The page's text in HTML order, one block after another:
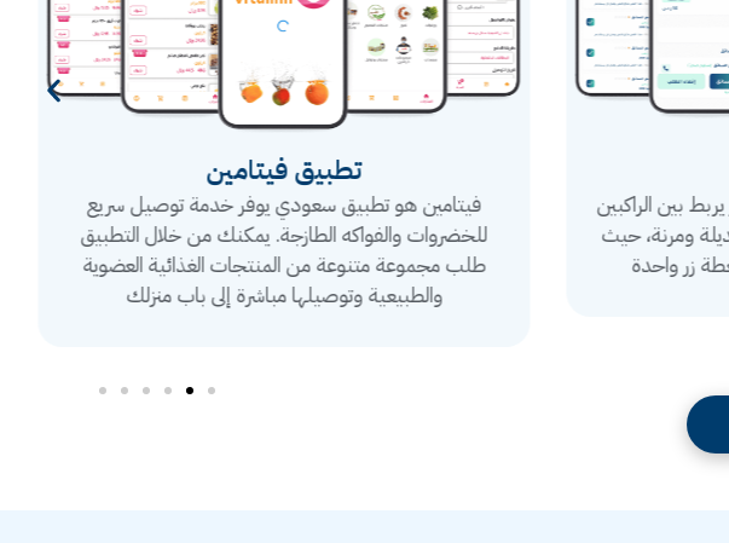
بين الراكبين
ومرنة، حيث
زر واحدة
تطبيق فيتامين
فيتامين هو تطبيق سعودي يوفر خدمة توصيل سريع
للخضروات والفواكه الطازجة. يمكنك من خلال التطبيق
طلب مجموعة متنوعة من المنتجات الغذائية العضوية
والطبيعية وتوصيلها مباشرة إلى باب منزلك